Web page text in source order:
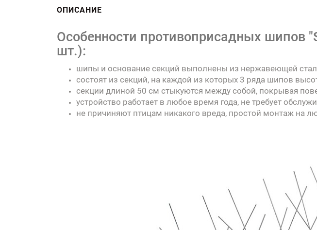
ОПИСАНИЕ
Особенности противоприсадных шипов
шт.):
шипы и основание секций выполнены из нержавеющей
состоят из секций, на каждой из которых 3 ряда шипов
секции длиной 50 см стыкуются между собой, покрывая
устройство работает в любое время года, не требует
не причиняют птицам никакого вреда, простой монтаж на